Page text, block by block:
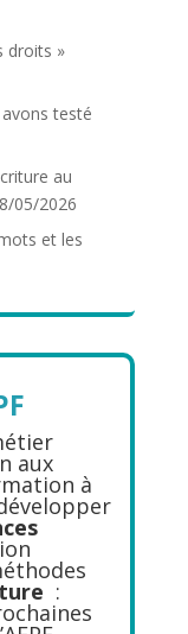
droits »
testé
au
05/2026
et les
aux
à
: